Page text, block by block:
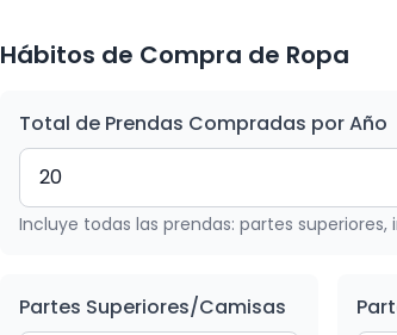
Hábitos de Compra de Ropa
Total de Prendas Compradas por Año
Incluye todas las prendas: partes
Partes Superiores/Camisas